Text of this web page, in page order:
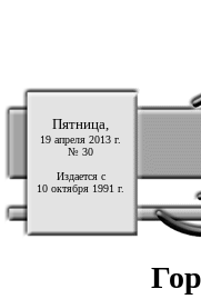
Пятница,
19 апреля 2013 г.
№ 30
Издается с
10 октября 1991 г.